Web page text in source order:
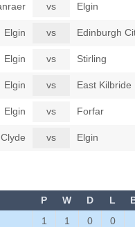
vs Elgin
Elgin vs Edinburgh
Elgin vs Stirling
Elgin vs East Kilbride
Elgin vs Forfar
Clyde vs Elgin
P W D L
1 1 0 0